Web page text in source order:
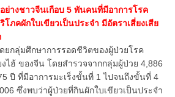
างชาวจีนเกือบ 5 พันคนที่มีอาการโรค
โภคผักใบเขียวเป็นประจำ มีอัตราเสี่ยงเสีย
กลุ่มศึกษาการรอดชีวิตของผู้ป่วยโรค
ไฮ้ ของจีน โดยสำรวจจากกลุ่มผู้ป่วย 4,886
ปี ที่มีอาการมะเร็งขั้นที่ 1 ไปจนถึงขั้นที่ 4
ซึ่งพบว่าผู้ป่วยที่กินผักใบเขียวเป็นประจำ